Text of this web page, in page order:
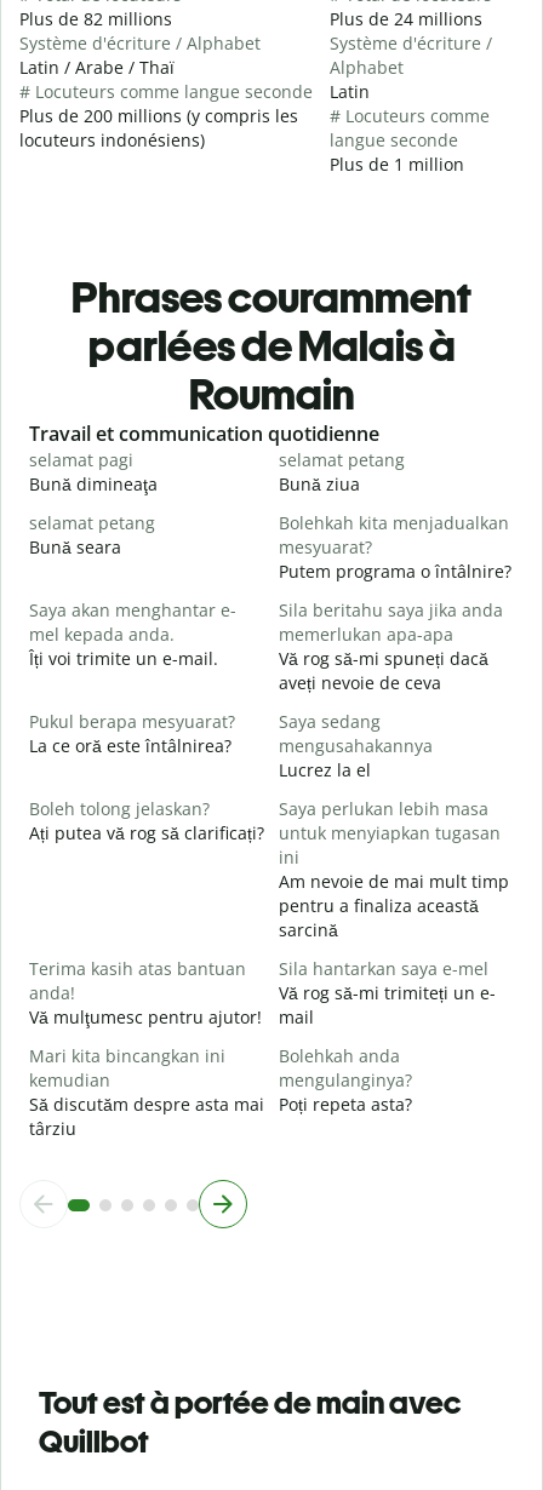
Plus de 82 millions
Système d'écriture / Alphabet
Latin / Arabe / Thaï
# Locuteurs comme langue seconde
Plus de 200 millions (y compris les
locuteurs indonésiens)
Plus de 24 millions
Système d'écriture /
Alphabet
Latin
# Locuteurs comme
langue seconde
Plus de 1 million
Phrases couramment
parlées de Malais à
Roumain
Slide 1 of 6
Travail et communication quotidienne
selamat pagi
Bună dimineaţa
selamat petang
Bună ziua
selamat petang
Bună seara
Bolehkah kita menjadualkan
mesyuarat?
Putem programa o întâlnire?
Saya akan menghantar e-
mel kepada anda.
Îți voi trimite un e-mail.
Sila beritahu saya jika anda
memerlukan apa-apa
Vă rog să-mi spuneți dacă
aveți nevoie de ceva
Pukul berapa mesyuarat?
La ce oră este întâlnirea?
Saya sedang
mengusahakannya
Lucrez la el
Boleh tolong jelaskan?
Ați putea vă rog să clarificați?
Saya perlukan lebih masa
untuk menyiapkan tugasan
ini
Am nevoie de mai mult timp
pentru a finaliza această
sarcină
Terima kasih atas bantuan
anda!
Vă mulţumesc pentru ajutor!
Sila hantarkan saya e-mel
Vă rog să-mi trimiteți un e-
mail
Mari kita bincangkan ini
kemudian
Să discutăm despre asta mai
târziu
Bolehkah anda
mengulanginya?
Poți repeta asta?
Tout est à portée de main avec
Quillbot